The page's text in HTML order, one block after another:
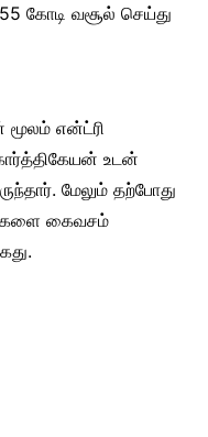
கோடி வசூல் செய்து
மூலம் என்ட்ரி
உடன்
மேலும் தற்போது
கைவசம்